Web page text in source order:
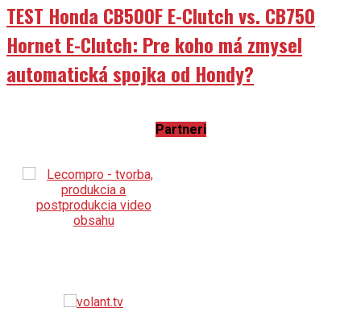
TEST Honda CB500F E-Clutch vs. CB750
Hornet E-Clutch: Pre koho má zmysel
automatická spojka od Hondy?
Partneri